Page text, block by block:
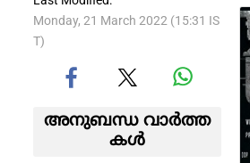
Monday, 21 March 2022 (15:31 IS
T)
അനുബന്ധ വാര്‍ത്ത
കള്‍